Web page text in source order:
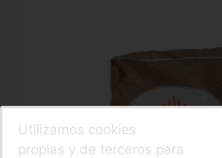
Utilizamos cookies
propias y de terceros para